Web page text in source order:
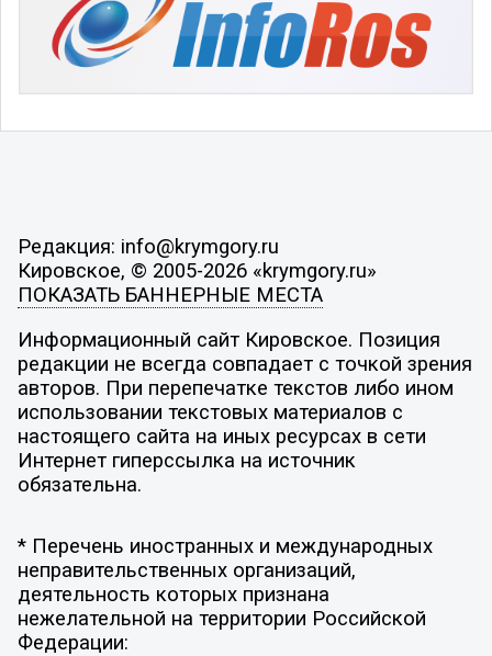
Редакция: info@krymgory.ru
Кировское, © 2005-2026 «krymgory.ru»
ПОКАЗАТЬ БАННЕРНЫЕ МЕСТА
Информационный сайт Кировское. Позиция
редакции не всегда совпадает с точкой зрения
авторов. При перепечатке текстов либо ином
использовании текстовых материалов с
настоящего сайта на иных ресурсах в сети
Интернет гиперссылка на источник
обязательна.
* Перечень иностранных и международных
неправительственных организаций,
деятельность которых признана
нежелательной на территории Российской
Федерации: